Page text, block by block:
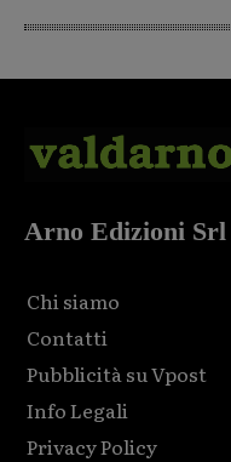
Arno Edizioni Srl
Chi siamo
Contatti
Pubblicità su Vpost
Info Legali
Privacy Policy